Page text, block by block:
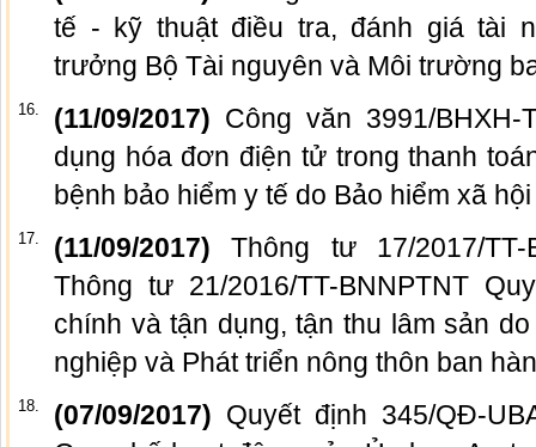
tế - kỹ thuật điều tra, đánh giá tài
trưởng Bộ Tài nguyên và Môi trường
16. (11/09/2017) Công văn 3991/
dụng hóa đơn điện tử trong thanh
bệnh bảo hiểm y tế do Bảo hiểm xã
17. (11/09/2017) Thông tư 17/2017/
Thông tư 21/2016/TT-BNNPTNT
chính và tận dụng, tận thu lâm sản
nghiệp và Phát triển nông thôn ban
18. (07/09/2017) Quyết định 345/QĐ-